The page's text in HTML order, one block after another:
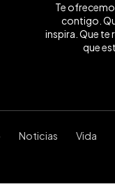
Te
contigo.
inspira. Que te
que
Noticias Vida